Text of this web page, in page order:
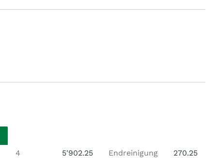
4
5'902.25 Endreinigung 270.25